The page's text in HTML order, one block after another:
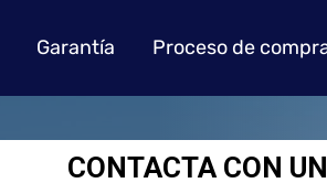
Garantía Proceso de